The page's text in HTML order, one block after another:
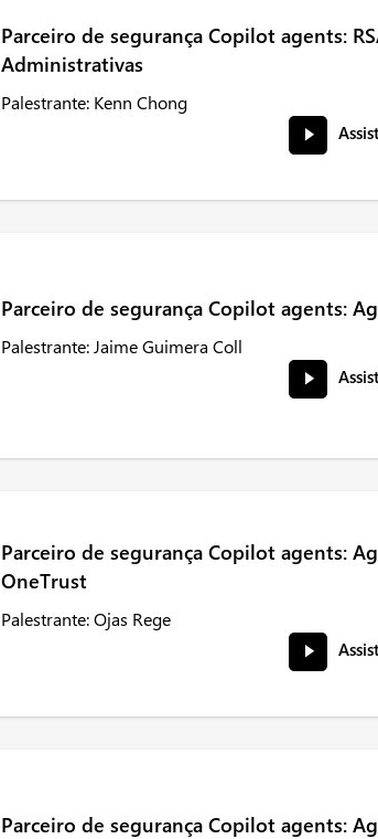
Parceiro de segurança Copilot agents:
Administrativas
Palestrante: Kenn Chong
Parceiro de segurança Copilot agents:
Palestrante: Jaime Guimera Coll
Parceiro de segurança Copilot agents:
OneTrust
Palestrante: Ojas Rege
Parceiro de segurança Copilot agents: